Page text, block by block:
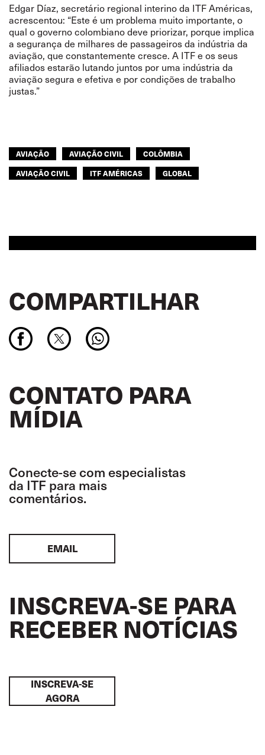
Edgar Díaz, secretário regional interino da ITF Américas,
acrescentou: “Este é um problema muito importante, o
qual o governo colombiano deve priorizar, porque implica
a segurança de milhares de passageiros da indústria da
aviação, que constantemente cresce. A ITF e os seus
afiliados estarão lutando juntos por uma indústria da
aviação segura e efetiva e por condições de trabalho
justas.”
AVIAÇÃO AVIAÇÃO CIVIL
COLÔMBIA
AVIAÇÃO CIVIL
ITF AMÉRICAS GLOBAL
COMPARTILHAR
CONTATO PARA
MÍDIA
Conecte-se com especialistas
da ITF para mais
comentários.
EMAIL
INSCREVA-SE PARA
RECEBER NOTÍCIAS
INSCREVA-SE
AGORA